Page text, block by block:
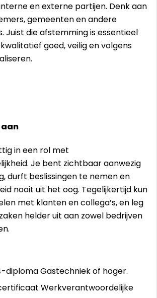
en externe partijen. Denk aan
gemeenten en andere
Juist die afstemming is essentieel
goed, veilig en volgens
aan
in een rol met
Je bent zichtbaar aanwezig
durft beslissingen te nemen en
nooit uit het oog. Tegelijkertijd kun
met klanten en collega’s, en leg
helder uit aan zowel bedrijven
diploma Gastechniek of hoger.
Werkverantwoordelijke